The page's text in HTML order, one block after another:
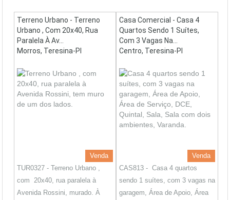
Terreno Urbano - Terreno
Urbano , Com 20x40, Rua
Paralela À Av...
Morros, Teresina-PI
Venda
TUR0327 - Terreno Urbano ,
com 20x40, rua paralela à
Avenida Rossini, murado. À
Casa Comercial - Casa 4
Quartos Sendo 1 Suítes,
Com 3 Vagas Na...
Centro, Teresina-PI
Venda
CAS813 - Casa 4 quartos
sendo 1 suítes, com 3 vagas na
garagem, Área de Apoio, Área